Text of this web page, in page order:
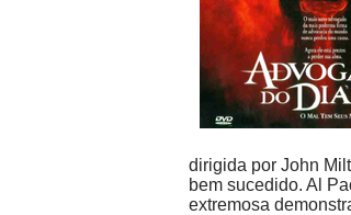
dirigida por John
bem sucedido. Al
extremosa